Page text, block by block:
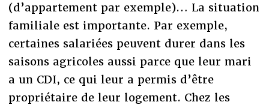
(d’appartement par exemple)… La situation
familiale est importante. Par exemple,
certaines salariées peuvent durer dans les
saisons agricoles aussi parce que leur mari
a un CDI, ce qui leur a permis d’être
propriétaire de leur logement. Chez les